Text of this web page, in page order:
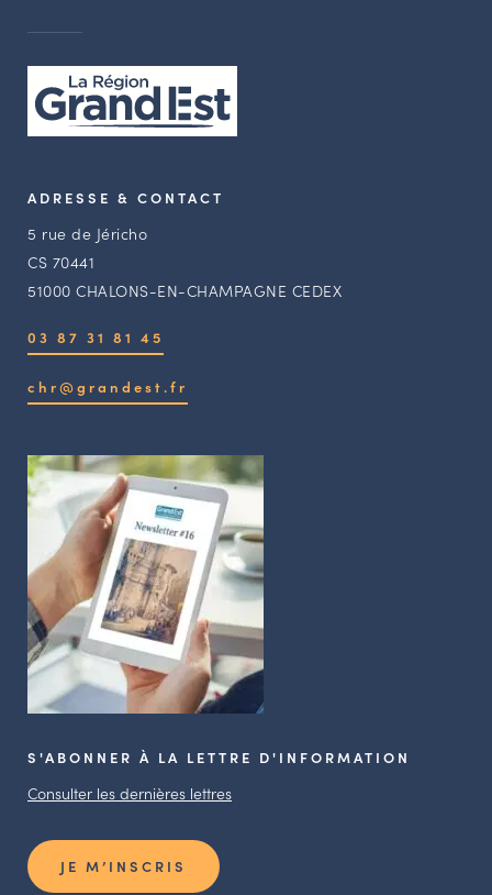
ADRESSE & CONTACT
5 rue de Jéricho
CS 70441
51000 CHALONS-EN-CHAMPAGNE CEDEX
03 87 31 81 45
chr@grandest.fr
S'ABONNER À LA LETTRE D'INFORMATION
Consulter les dernières lettres
JE M’INSCRIS